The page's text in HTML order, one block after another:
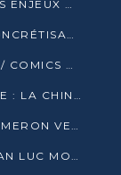
CONGO TERMINAL SENSIBILISE SUR LES ENJEUX DE LA SANTÉ MENTALE EN
LE SOMMET AFRICA FORWARD : LA CONCRÉTISATION DE PARTENARIATS ÉQUILIBRÉS ET TOURNÉS VERS L’AVENIR ENTRE LE CONTINENT AFRICAIN ET LA FRANCE
NEA ÉDITIONS SACRÉE MEILLEURE BD / COMICS D’AFRIQUE AU KENYA
(MULTIMÉDIA) ZÉRO DROIT DE DOUANE : LA CHINE ET L’AFRIQUE VERS UNE PROXIMITÉ SANS PRÉCÉDENT (PAPIER GÉNÉRAL)
LANGUES NATIONALES ET IA : IGOR CAMERON VEUT ARRIMER LA STRATÉGIE IA À LA LOI SUR LA RECHERCHE
CERTIFICAT DE PRISE DE SERVICE : JEAN LUC MOUTHOU DÉMENT UNE « FAKE NEWS »